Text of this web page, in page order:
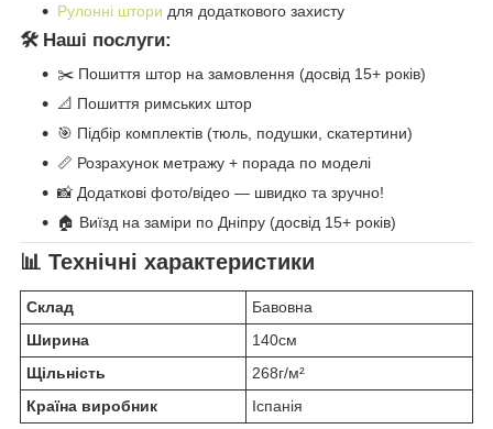
Рулонні штори для додаткового захисту
🛠️ Наші послуги:
✂️ Пошиття штор на замовлення (досвід 15+ років)
📐 Пошиття римських штор
🎯 Підбір комплектів (тюль, подушки, скатертини)
📏 Розрахунок метражу + порада по моделі
📸 Додаткові фото/відео — швидко та зручно!
🏠 Виїзд на заміри по Дніпру (досвід 15+ років)
📊 Технічні характеристики
Склад
Бавовна
Ширина
140см
Щільність
268г/м²
Країна виробник
Іспанія